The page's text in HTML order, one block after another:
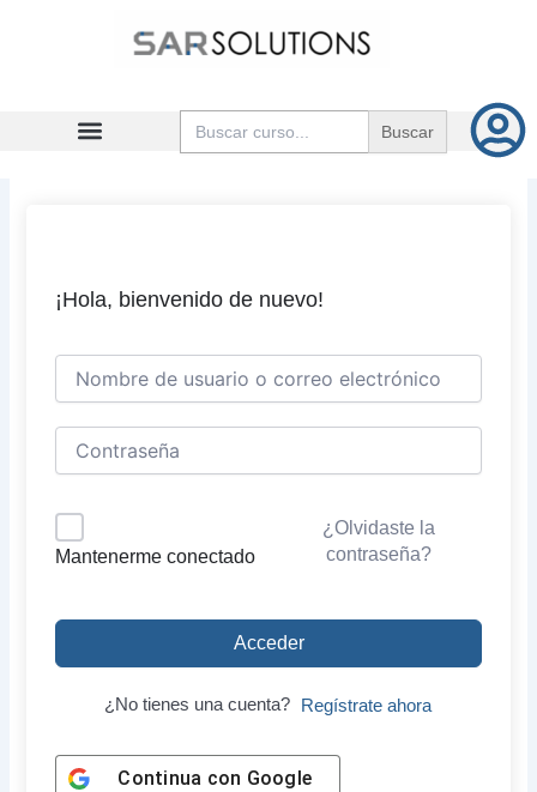
Buscar:
¡Hola, bienvenido de nuevo!
Mantenerme conectado
¿Olvidaste la
contraseña?
Acceder
¿No tienes una cuenta? Regístrate ahora
Continua con Google